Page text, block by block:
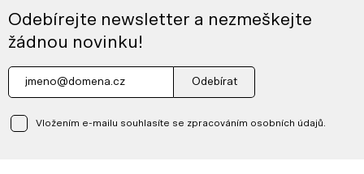
Odebírejte newsletter a nezmeškejte
žádnou novinku!
Odebírat
Vložením e-mailu souhlasíte se zpracováním osobních údajů.